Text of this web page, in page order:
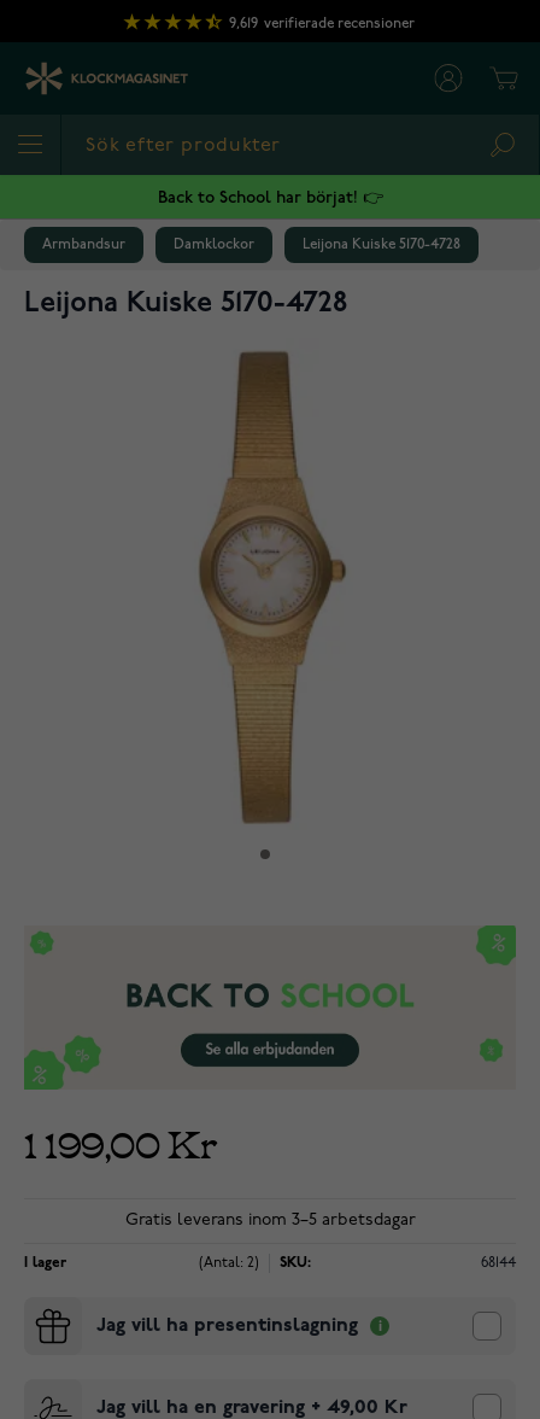
Hoppa till innehållet
9,619 verifierade recensioner
Back to School har börjat! 👉
Armbandsur Damklockor Leijona Kuiske 5170-4728
Leijona Kuiske 5170-4728
1 199,00 Kr
Gratis leverans inom 3–5 arbetsdagar
I lager (Antal: 2) SKU: 68144
Jag vill ha presentinslagning
Jag vill ha en gravering + 49,00 Kr